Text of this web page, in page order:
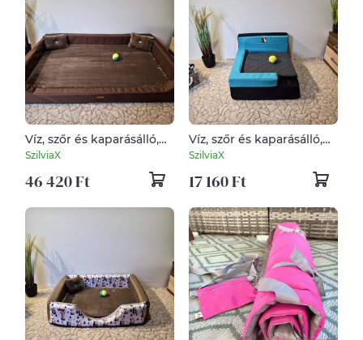
Víz, szőr és kaparásálló,
megfordítható,
kutyafekhely, kutyaágy
SzilviaX
46 420 Ft
Víz, szőr és kaparásálló,
lehúzható és mosható
SzilviaX
17 160 Ft